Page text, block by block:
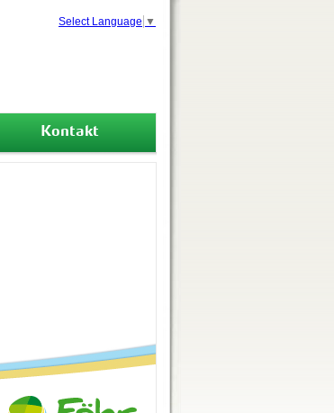
Kontakt
Select Language ▼